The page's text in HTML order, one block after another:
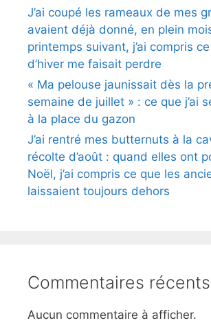
J’ai coupé les rameaux de mes
avaient déjà donné, en plein
printemps suivant, j’ai compris
d’hiver me faisait perdre
« Ma pelouse jaunissait dès la
semaine de juillet » : ce que j’ai
à la place du gazon
J’ai rentré mes butternuts à la
récolte d’août : quand elles ont
Noël, j’ai compris ce que les
laissaient toujours dehors
Commentaires récents
Aucun commentaire à afficher.